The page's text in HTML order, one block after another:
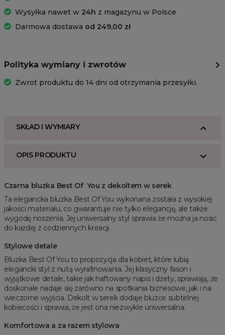
Wysyłka nawet w 24h z magazynu w Polsce
Darmowa dostawa od 249,00 zł
Polityka wymiany i zwrotów
Zwrot produktu do 14 dni od otrzymania przesyłki.
SKŁAD I WYMIARY
OPIS PRODUKTU
Czarna bluzka Best Of You z dekoltem w serek
Ta elegancka bluzka Best Of You wykonana została z wysokiej
jakości materiału, co gwarantuje nie tylko elegancję, ale także
wygodę noszenia. Jej uniwersalny styl sprawia że można ja nosić
do każdej z codziennych kreacji.
Stylowe detale
Bluzka Best Of You to propozycja dla kobiet, które lubią
elegancki styl z nutą wyrafinowania. Jej klasyczny fason i
wyjątkowe detale, takie jak haftowany napis i dżety, sprawiają, że
doskonale nadaje się zarówno na spotkania biznesowe, jak i na
wieczorne wyjścia. Dekolt w serek dodaje bluzce subtelnej
kobiecości i sprawia, że jest ona niezwykle uniwersalna.
Komfortowa a za razem stylowa